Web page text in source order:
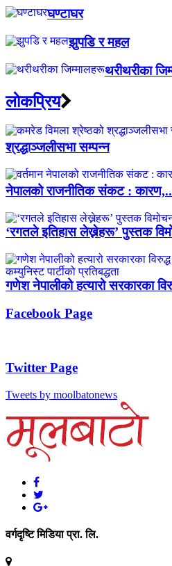
घण्टाघर
झुपडि र महल
थरीथरीका
लाेकप्रिय
श्रद्धाञ्जलीसभा सम्पन्न
नेपालको राजनीतिक संकट :
‘रगतले इतिहास लेख्नेहरू’ पुस्तक
गणेश नेपालीको हत्यारो सरकारका
Facebook Page
Twitter Page
Tweets by moolbatonews
वर्गदृष्टि मिडिया प्रा. लि.